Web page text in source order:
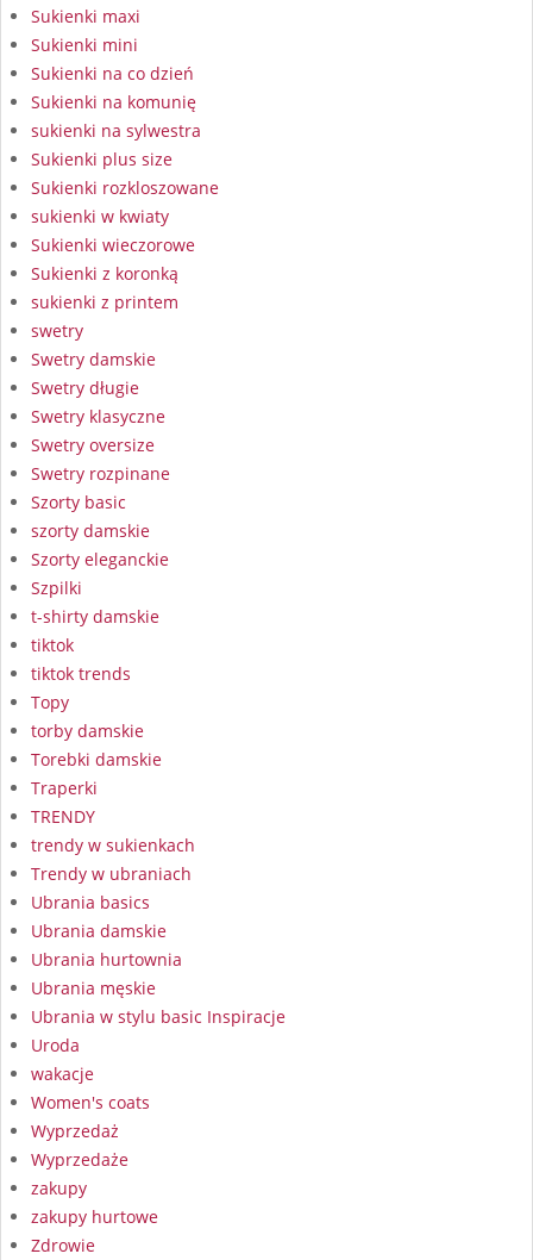
Sukienki maxi
Sukienki mini
Sukienki na co dzień
Sukienki na komunię
sukienki na sylwestra
Sukienki plus size
Sukienki rozkloszowane
sukienki w kwiaty
Sukienki wieczorowe
Sukienki z koronką
sukienki z printem
swetry
Swetry damskie
Swetry długie
Swetry klasyczne
Swetry oversize
Swetry rozpinane
Szorty basic
szorty damskie
Szorty eleganckie
Szpilki
t-shirty damskie
tiktok
tiktok trends
Topy
torby damskie
Torebki damskie
Traperki
TRENDY
trendy w sukienkach
Trendy w ubraniach
Ubrania basics
Ubrania damskie
Ubrania hurtownia
Ubrania męskie
Ubrania w stylu basic Inspiracje
Uroda
wakacje
Women's coats
Wyprzedaż
Wyprzedaże
zakupy
zakupy hurtowe
Zdrowie